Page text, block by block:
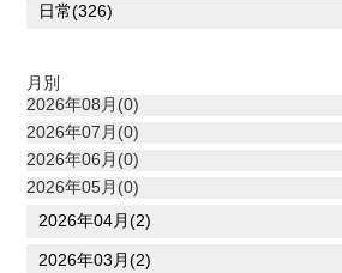
日常(326)
月別
2026年08月(0)
2026年07月(0)
2026年06月(0)
2026年05月(0)
2026年04月(2)
2026年03月(2)